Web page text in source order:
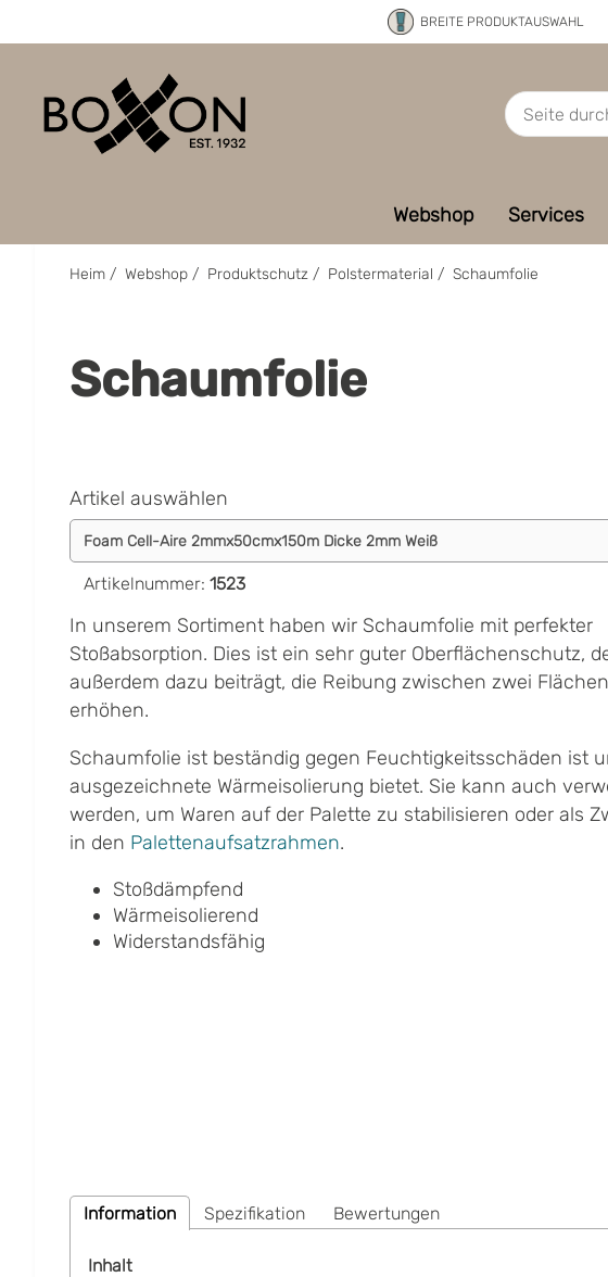
BREITE PRODUKTAUSWAHL
Webshop Services
Heim / Webshop / Produktschutz / Polstermaterial / Schaumfolie
Schaumfolie
Artikel auswählen
Artikelnummer: 1523
In unserem Sortiment haben wir Schaumfolie mit perfekter
Stoßabsorption. Dies ist ein sehr guter Oberflächenschutz,
außerdem dazu beiträgt, die Reibung zwischen zwei
erhöhen.
Schaumfolie ist beständig gegen Feuchtigkeitsschäden ist
ausgezeichnete Wärmeisolierung bietet. Sie kann auch
werden, um Waren auf der Palette zu stabilisieren oder als
in den Palettenaufsatzrahmen.
Stoßdämpfend
Wärmeisolierend
Widerstandsfähig
Information Spezifikation Bewertungen
Inhalt